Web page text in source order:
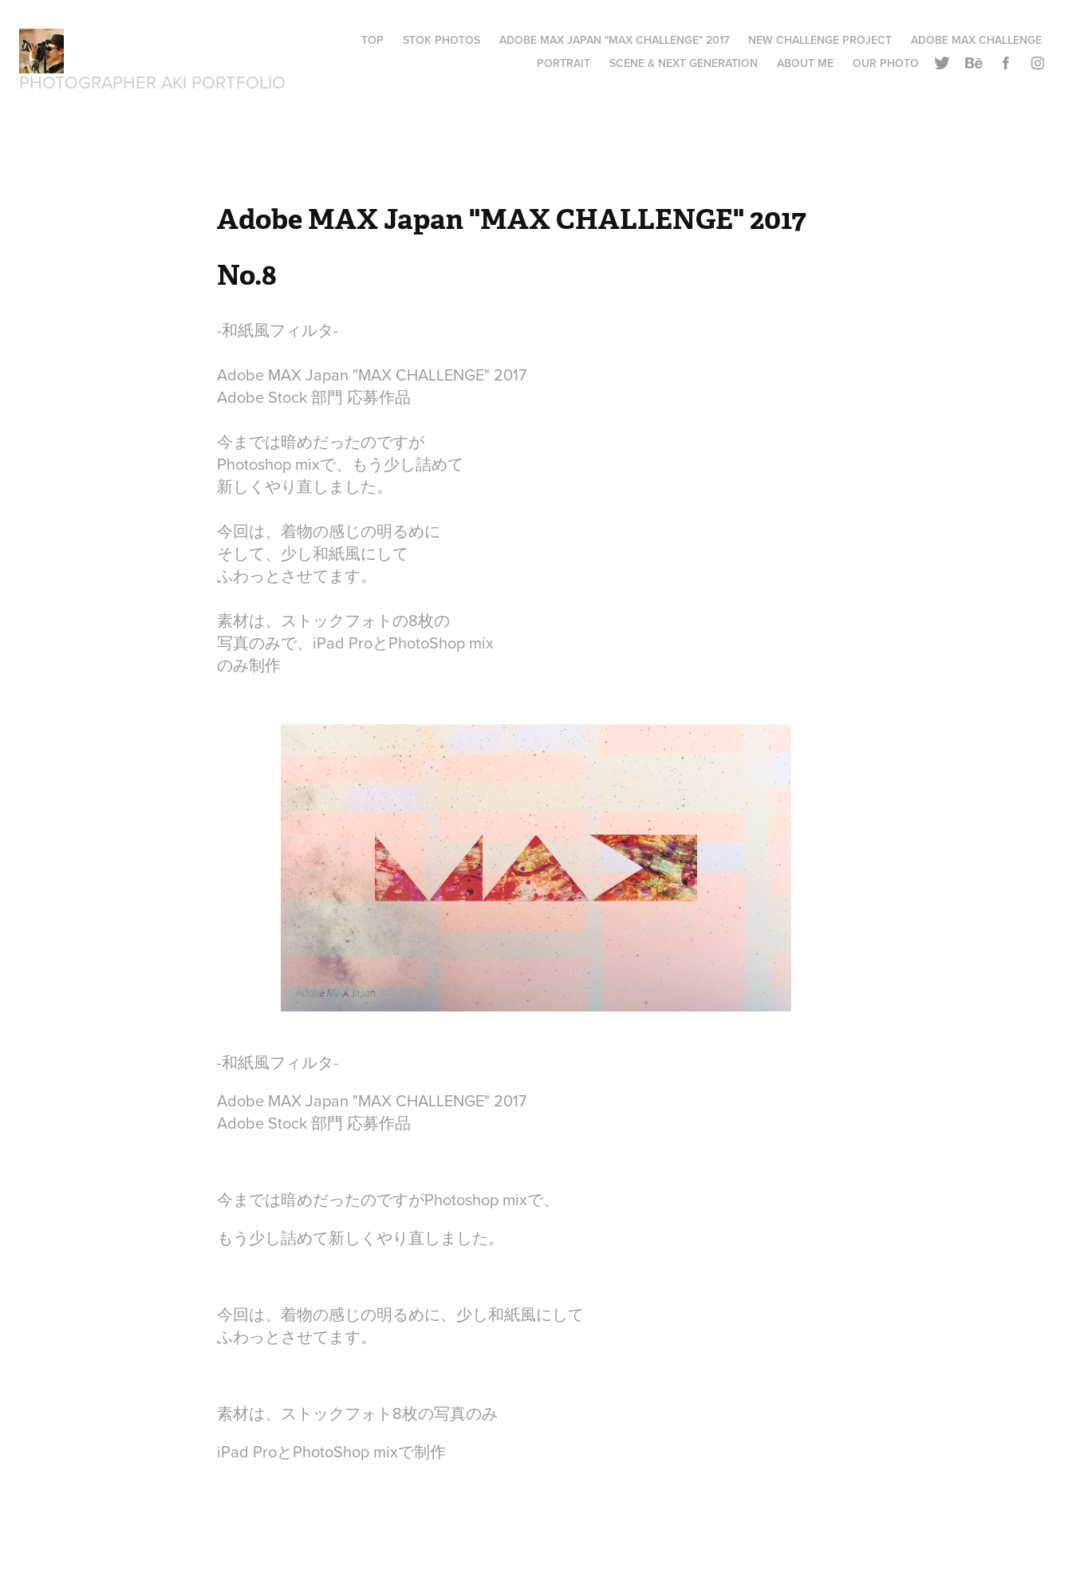
PHOTOGRAPHER AKI PORTFOLIO
TOP STOK PHOTOS ADOBE MAX JAPAN "MAX CHALLENGE" 2017 NEW CHALLENGE PROJECT
ADOBE MAX CHALLENGE
PORTRAIT
SCENE & NEXT GENERATION ABOUT ME OUR PHOTO
Adobe MAX Japan "MAX CHALLENGE" 2017
No.8
-和紙風フィルタ-
Adobe MAX Japan "MAX CHALLENGE" 2017
Adobe Stock 部門 応募作品
今までは暗めだったのですが
Photoshop mixで、もう少し詰めて
新しくやり直しました。
今回は、着物の感じの明るめに
そして、少し和紙風にして
ふわっとさせてます。
素材は、ストックフォトの8枚の
写真のみで、iPad ProとPhotoShop mix
のみ制作
-和紙風フィルタ-
Adobe MAX Japan "MAX CHALLENGE" 2017
Adobe Stock 部門 応募作品
今までは暗めだったのですがPhotoshop mixで、
もう少し詰めて新しくやり直しました。
今回は、着物の感じの明るめに、少し和紙風にして
ふわっとさせてます。
素材は、ストックフォト8枚の写真のみ
iPad ProとPhotoShop mixで制作